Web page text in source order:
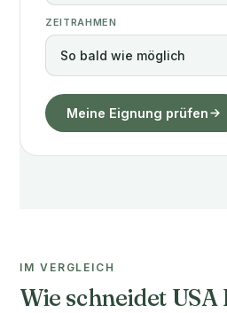
ZEITRAHMEN
Meine Eignung prüfen
IM VERGLEICH
Wie schneidet